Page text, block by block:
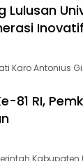
Lulusan
Karo Antonius
81 RI,
Kabupaten